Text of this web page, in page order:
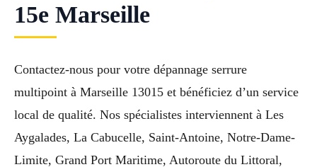
15e Marseille
Contactez-nous pour votre dépannage serrure
multipoint à Marseille 13015 et bénéficiez d’un service
local de qualité. Nos spécialistes interviennent à Les
Aygalades, La Cabucelle, Saint-Antoine, Notre-Dame-
Limite, Grand Port Maritime, Autoroute du Littoral,